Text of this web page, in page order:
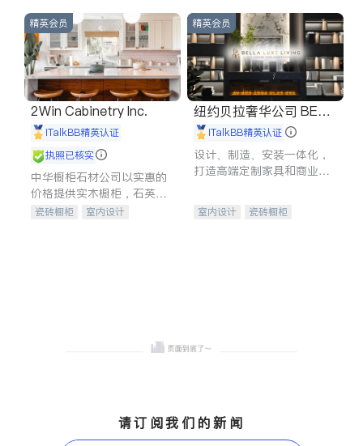
精英会员
2Win Cabinetry Inc.
iTalkBB精英认证
执照已核实
中华橱柜石材公司以实惠的
价格提供实木橱柜，石英石
台面，多种优质不锈钢水
瓷砖橱柜
室内设计
精英会员
纽约贝拉奢华公司 BELL
A LUXE
iTalkBB精英认证
设计、制造、安装一体化，
打造高端定制家具和商业空
室内设计
瓷砖橱柜
请订阅我们的新闻